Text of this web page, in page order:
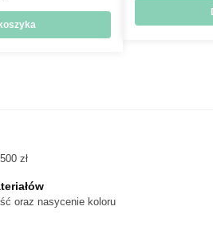
zł
oraz nasycenie koloru